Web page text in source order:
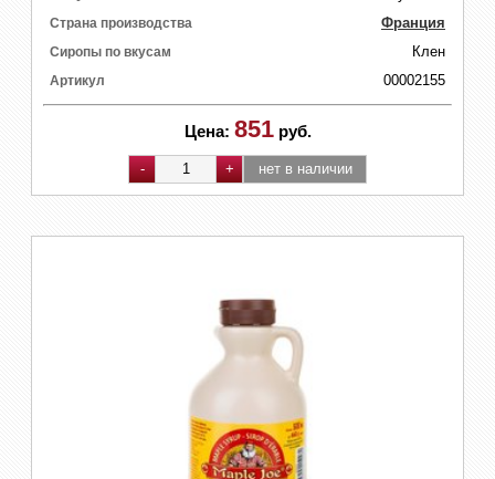
Страна производства Франция
Сиропы по вкусам Клен
Артикул 00002155
Цена: 851 руб.